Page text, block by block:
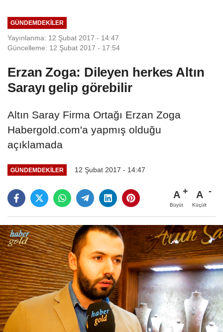
GÜNDEMDEKILER
Yayınlanma: 12 Şubat 2017 - 14:47
Güncelleme: 12 Şubat 2017 - 17:54
Erzan Zoga: Dileyen herkes Altın
Sarayı gelip görebilir
Altın Saray Firma Ortağı Erzan Zoga
Habergold.com'a yapmış olduğu
açıklamada
GÜNDEMDEKILER 12 Şubat 2017 - 14:47
A
Büyüt
A
Küçült